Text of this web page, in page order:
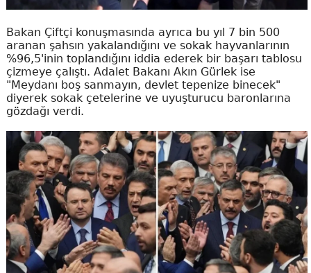
Bakan Çiftçi konuşmasında ayrıca bu yıl 7 bin 500
aranan şahsın yakalandığını ve sokak hayvanlarının
%96,5'inin toplandığını iddia ederek bir başarı tablosu
çizmeye çalıştı. Adalet Bakanı Akın Gürlek ise
"Meydanı boş sanmayın, devlet tepenize binecek"
diyerek sokak çetelerine ve uyuşturucu baronlarına
gözdağı verdi.